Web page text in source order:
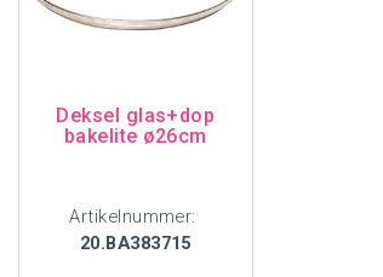
Deksel glas+dop
bakelite ø26cm
Artikelnummer:
20.BA383715